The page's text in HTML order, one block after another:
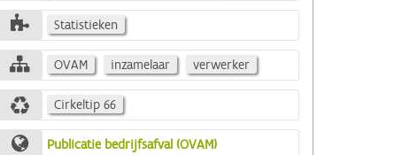
Statistieken
OVAM inzamelaar verwerker
Cirkeltip 66
Publicatie bedrijfsafval (OVAM)